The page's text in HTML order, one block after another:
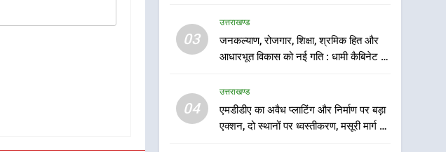
03
उत्तराखण्ड
जनकल्याण, रोजगार, शिक्षा, श्रमिक हित और
आधारभूत विकास को नई गति : धामी कैबिनेट के
04
उत्तराखण्ड
एमडीडीए का अवैध प्लाटिंग और निर्माण पर बड़ा
एक्शन, दो स्थानों पर ध्वस्तीकरण, मसूरी मार्ग पर
6
उत्तराखंड कांग्रेस में बड़ा
गठन
7
मुख्यमंत्री धामी बोले- युवाओं को